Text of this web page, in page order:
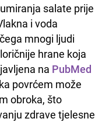
salate prije
i voda
mnogi ljudi
hrane koja
na PubMed
povrćem može
obroka, što
zdrave tjelesne